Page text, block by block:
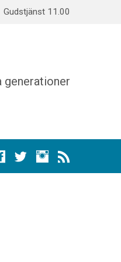
Gudstjänst 11.00
generationer